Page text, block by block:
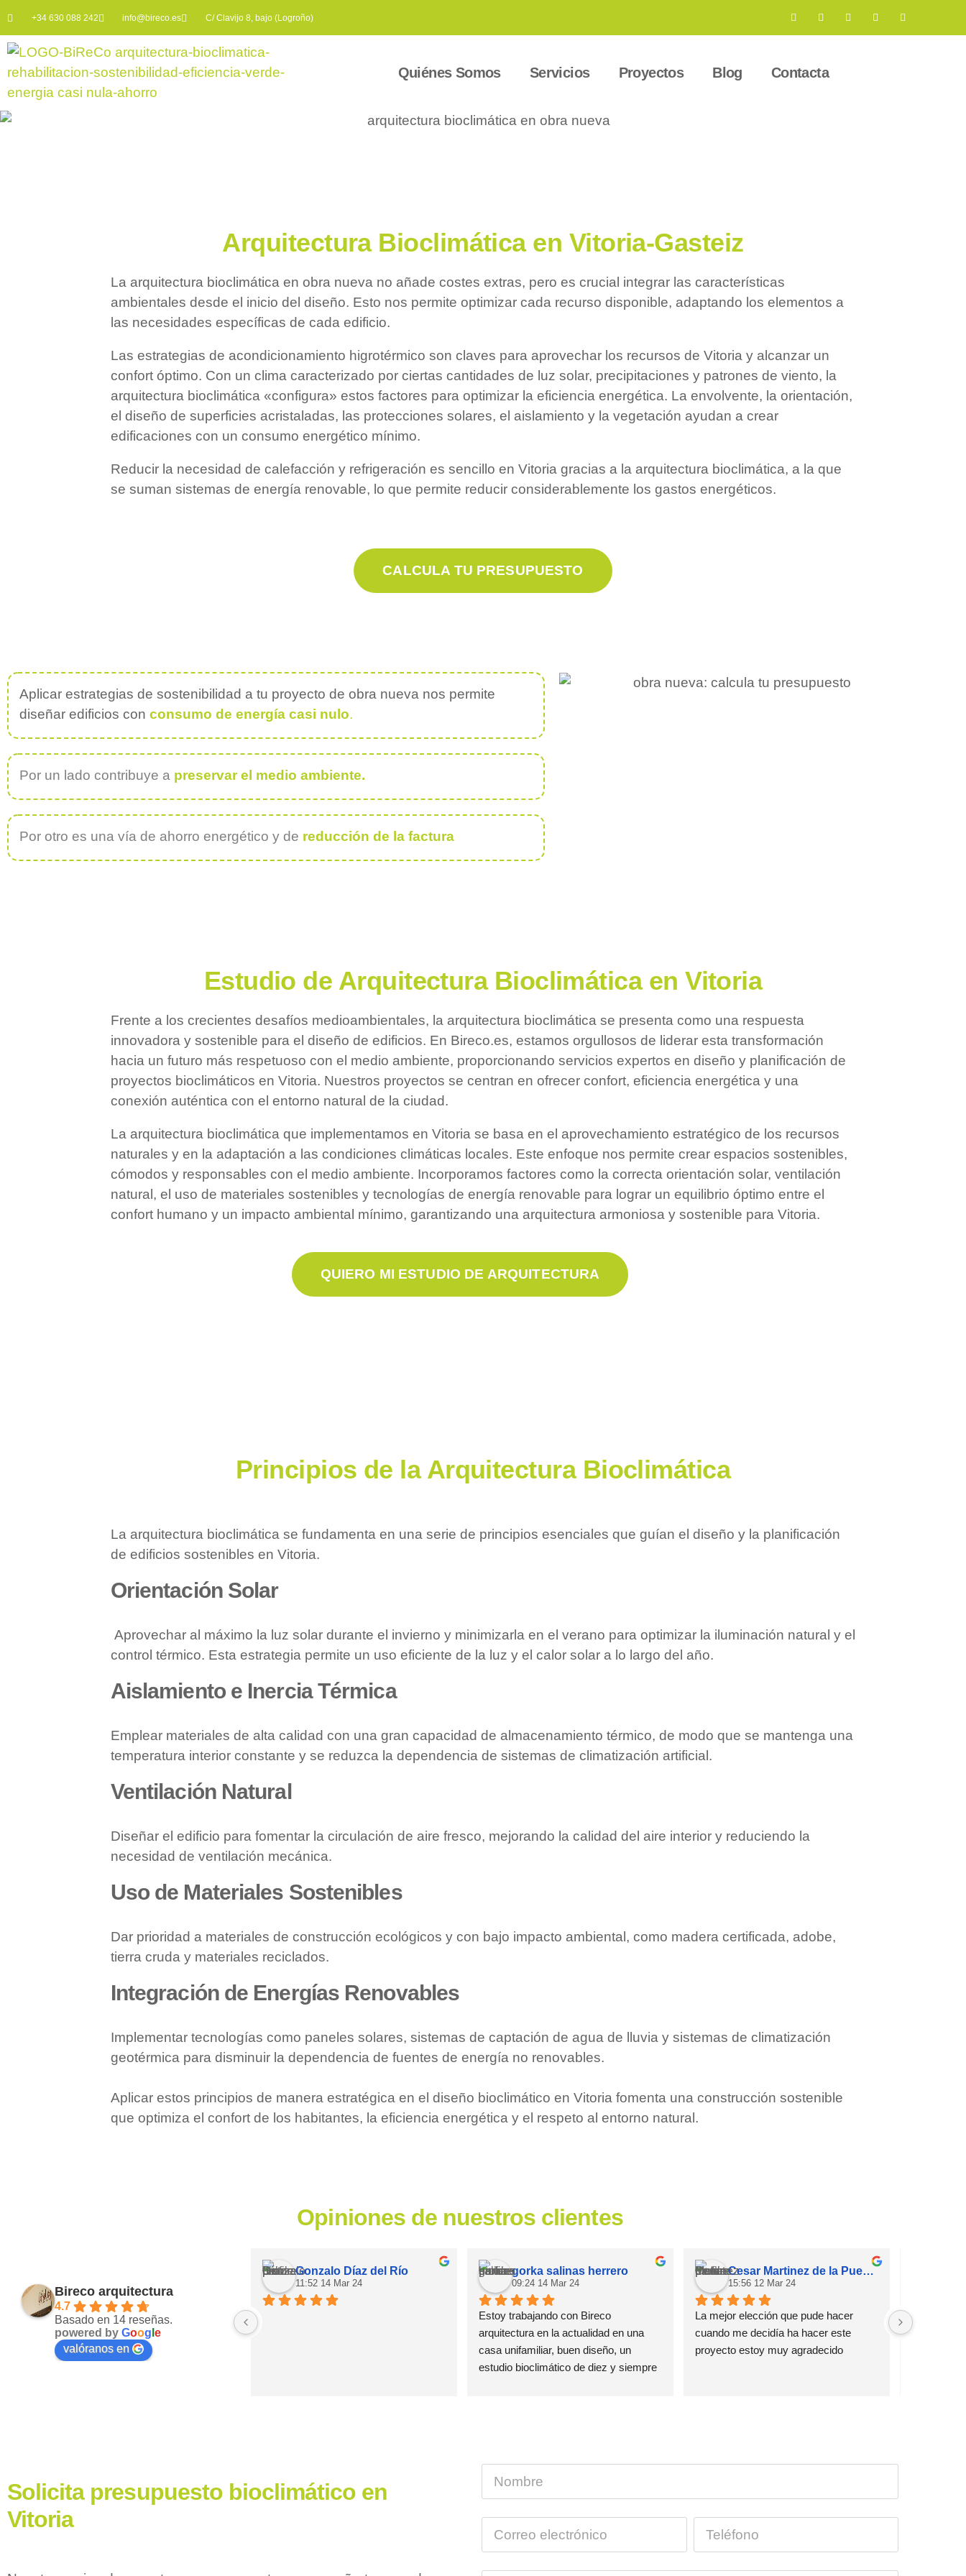
+34 630 088 242 info@bireco.es C/ Clavijo 8, bajo (Logroño)
Quiénes Somos Servicios Proyectos Blog Contacta
Arquitectura Bioclimática en Vitoria-Gasteiz
La arquitectura bioclimática en obra nueva no añade costes extras, pero es crucial integrar las características
ambientales desde el inicio del diseño. Esto nos permite optimizar cada recurso disponible, adaptando los elementos a
las necesidades específicas de cada edificio.
Las estrategias de acondicionamiento higrotérmico son claves para aprovechar los recursos de Vitoria y alcanzar un
confort óptimo. Con un clima caracterizado por ciertas cantidades de luz solar, precipitaciones y patrones de viento, la
arquitectura bioclimática «configura» estos factores para optimizar la eficiencia energética. La envolvente, la orientación,
el diseño de superficies acristaladas, las protecciones solares, el aislamiento y la vegetación ayudan a crear
edificaciones con un consumo energético mínimo.
Reducir la necesidad de calefacción y refrigeración es sencillo en Vitoria gracias a la arquitectura bioclimática, a la que
se suman sistemas de energía renovable, lo que permite reducir considerablemente los gastos energéticos.
CALCULA TU PRESUPUESTO
Aplicar estrategias de sostenibilidad a tu proyecto de obra nueva nos permite
diseñar edificios con consumo de energía casi nulo.
Por un lado contribuye a preservar el medio ambiente.
Por otro es una vía de ahorro energético y de reducción de la factura
Estudio de Arquitectura Bioclimática en Vitoria
Frente a los crecientes desafíos medioambientales, la arquitectura bioclimática se presenta como una respuesta
innovadora y sostenible para el diseño de edificios. En Bireco.es, estamos orgullosos de liderar esta transformación
hacia un futuro más respetuoso con el medio ambiente, proporcionando servicios expertos en diseño y planificación de
proyectos bioclimáticos en Vitoria. Nuestros proyectos se centran en ofrecer confort, eficiencia energética y una
conexión auténtica con el entorno natural de la ciudad.
La arquitectura bioclimática que implementamos en Vitoria se basa en el aprovechamiento estratégico de los recursos
naturales y en la adaptación a las condiciones climáticas locales. Este enfoque nos permite crear espacios sostenibles,
cómodos y responsables con el medio ambiente. Incorporamos factores como la correcta orientación solar, ventilación
natural, el uso de materiales sostenibles y tecnologías de energía renovable para lograr un equilibrio óptimo entre el
confort humano y un impacto ambiental mínimo, garantizando una arquitectura armoniosa y sostenible para Vitoria.
QUIERO MI ESTUDIO DE ARQUITECTURA
Principios de la Arquitectura Bioclimática
La arquitectura bioclimática se fundamenta en una serie de principios esenciales que guían el diseño y la planificación
de edificios sostenibles en Vitoria.
Orientación Solar
Aprovechar al máximo la luz solar durante el invierno y minimizarla en el verano para optimizar la iluminación natural y el
control térmico. Esta estrategia permite un uso eficiente de la luz y el calor solar a lo largo del año.
Aislamiento e Inercia Térmica
Emplear materiales de alta calidad con una gran capacidad de almacenamiento térmico, de modo que se mantenga una
temperatura interior constante y se reduzca la dependencia de sistemas de climatización artificial.
Ventilación Natural
Diseñar el edificio para fomentar la circulación de aire fresco, mejorando la calidad del aire interior y reduciendo la
necesidad de ventilación mecánica.
Uso de Materiales Sostenibles
Dar prioridad a materiales de construcción ecológicos y con bajo impacto ambiental, como madera certificada, adobe,
tierra cruda y materiales reciclados.
Integración de Energías Renovables
Implementar tecnologías como paneles solares, sistemas de captación de agua de lluvia y sistemas de climatización
geotérmica para disminuir la dependencia de fuentes de energía no renovables.
Aplicar estos principios de manera estratégica en el diseño bioclimático en Vitoria fomenta una construcción sostenible
que optimiza el confort de los habitantes, la eficiencia energética y el respeto al entorno natural.
Opiniones de nuestros clientes
Bireco arquitectura
4.7
Basado en 14 reseñas.
powered by Goog e
valóranos en
Gonzalo Díaz del Río
11:52 14 Mar 24
gorka salinas herrero
09:24 14 Mar 24
Estoy trabajando con Bireco
arquitectura en la actualidad en una
casa unifamiliar, buen diseño, un
estudio bioclimático de diez y siempre
Cesar Martinez de la Puente
15:56 12 Mar 24
La mejor elección que pude hacer
cuando me decidía ha hacer este
proyecto estoy muy agradecido
Mi
Solicita presupuesto bioclimático en
Vitoria